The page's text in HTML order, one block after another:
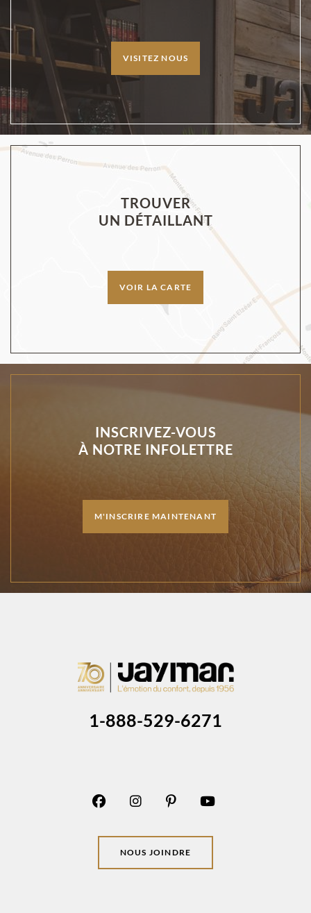
VISITEZ NOUS
TROUVER
UN DÉTAILLANT
VOIR LA CARTE
INSCRIVEZ-VOUS
À NOTRE INFOLETTRE
M'INSCRIRE MAINTENANT
1-888-529-6271
NOUS JOINDRE